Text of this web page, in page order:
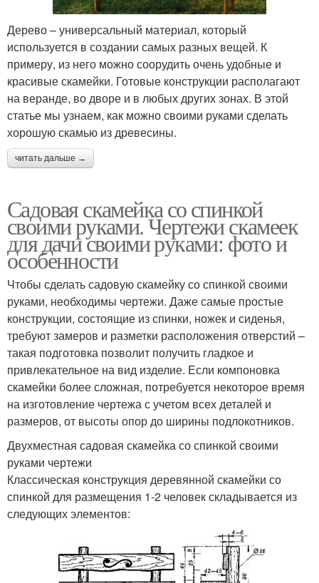
Дерево – универсальный материал, который
используется в создании самых разных вещей. К
примеру, из него можно соорудить очень удобные и
красивые скамейки. Готовые конструкции располагают
на веранде, во дворе и в любых других зонах. В этой
статье мы узнаем, как можно своими руками сделать
хорошую скамью из древесины.
читать дальше →
Садовая скамейка со спинкой
своими руками. Чертежи скамеек
для дачи своими руками: фото и
особенности
Чтобы сделать садовую скамейку со спинкой своими
руками, необходимы чертежи. Даже самые простые
конструкции, состоящие из спинки, ножек и сиденья,
требуют замеров и разметки расположения отверстий –
такая подготовка позволит получить гладкое и
привлекательное на вид изделие. Если компоновка
скамейки более сложная, потребуется некоторое время
на изготовление чертежа с учетом всех деталей и
размеров, от высоты опор до ширины подлокотников.
Двухместная садовая скамейка со спинкой своими
руками чертежи
Классическая конструкция деревянной скамейки со
спинкой для размещения 1-2 человек складывается из
следующих элементов: